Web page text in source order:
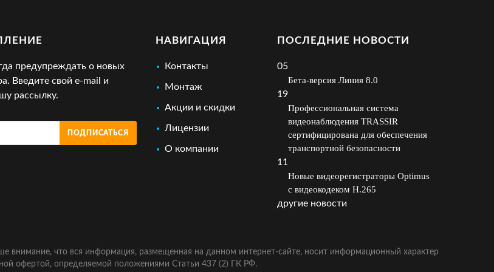
ПОСЛЕДНИЕ НОВОСТИ
05
Бета-версия Линия 8.0
19
Профессиональная система
видеонаблюдения TRASSIR
сертифицирована для обеспечения
транспортной безопасности
11
Новые видеорегистраторы Optimus
с видеокодеком H.265
другие новости
НАВИГАЦИЯ
Контакты
Монтаж
Акции и скидки
Лицензии
О компании
предупреждать о новых
Введите свой e-mail и
рассылку.
ПОДПИСАТЬСЯ
внимание, что вся информация, размещенная на данном интернет-сайте, носит информационный характер
офертой, определяемой положениями Статьи 437 (2) ГК РФ.